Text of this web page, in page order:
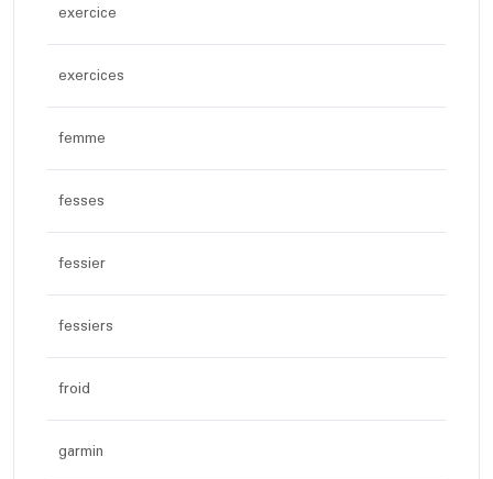
exercice
exercices
femme
fesses
fessier
fessiers
froid
garmin